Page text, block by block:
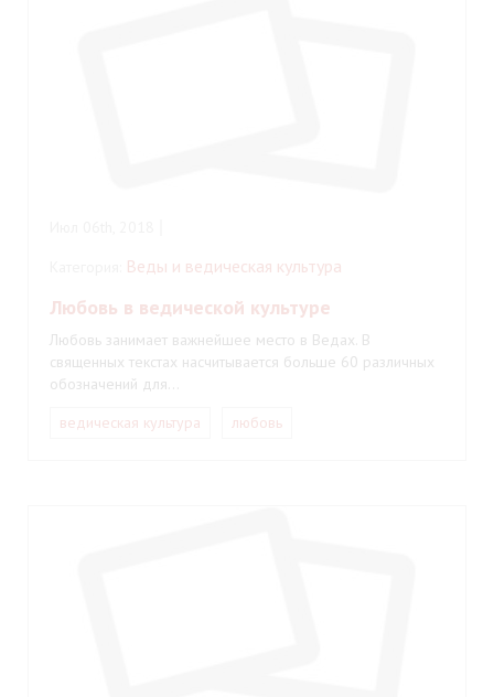
Веды и ведическая культура
Любовь в ведической культуре
Любовь занимает важнейшее место в Ведах. В
священных текстах насчитывается больше 60 различных
обозначений для…
ведическая культура
любовь